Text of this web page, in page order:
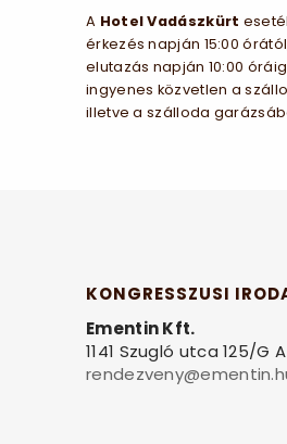
A Hotel Vadászkürt
érkezés napján 15:00
elutazás napján 10:00
ingyenes közvetlen a
illetve a szálloda
KONGRESSZUSI
Ementin Kft.
1141 Szugló utca 125/G